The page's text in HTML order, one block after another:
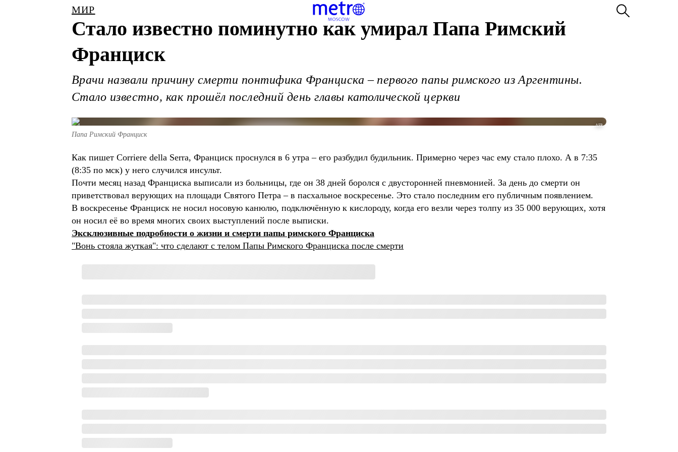
МИР
Стало известно поминутно как умирал Папа Римский
Франциск
Врачи назвали причину смерти понтифика Франциска – первого папы римского из Аргентины.
Стало известно, как прошёл последний день главы католической церкви
AFP
Папа Римский Франциск
Как пишет Corriere della Serra, Франциск проснулся в 6 утра – его разбудил будильник. Примерно через час ему стало плохо. А в 7:35
(8:35 по мск) у него случился инсульт.
Почти месяц назад Франциска выписали из больницы, где он 38 дней боролся с двусторонней пневмонией. За день до смерти он
приветствовал верующих на площади Святого Петра – в пасхальное воскресенье. Это стало последним его публичным появлением.
В воскресенье Франциск не носил носовую канюлю, подключённую к кислороду, когда его везли через толпу из 35 000 верующих, хотя
он носил её во время многих своих выступлений после выписки.
Эксклюзивные подробности о жизни и смерти папы римского Франциска
"Вонь стояла жуткая": что сделают с телом Папы Римского Франциска после смерти